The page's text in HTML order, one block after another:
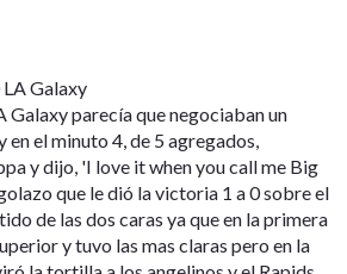
Galaxy
Galaxy parecía que negociaban un
en el minuto 4, de 5 agregados,
y dijo, 'I love it when you call me Big
que le dió la victoria 1 a 0 sobre el
de las dos caras ya que en la primera
y tuvo las mas claras pero en la